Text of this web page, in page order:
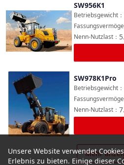
Vergleichen
SW956K1
Betriebsgewicht ：
Nenn-Nutzlast ：
Vergleichen
SW978K1Pro
Betriebsgewicht ：
Nenn-Nutzlast ：
Mehr
Unsere Website verwendet
Erlebnis zu bieten. Einige dieser